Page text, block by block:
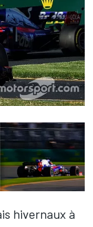
hivernaux à